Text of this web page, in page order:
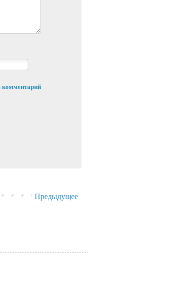
комментарий
Предыдущее